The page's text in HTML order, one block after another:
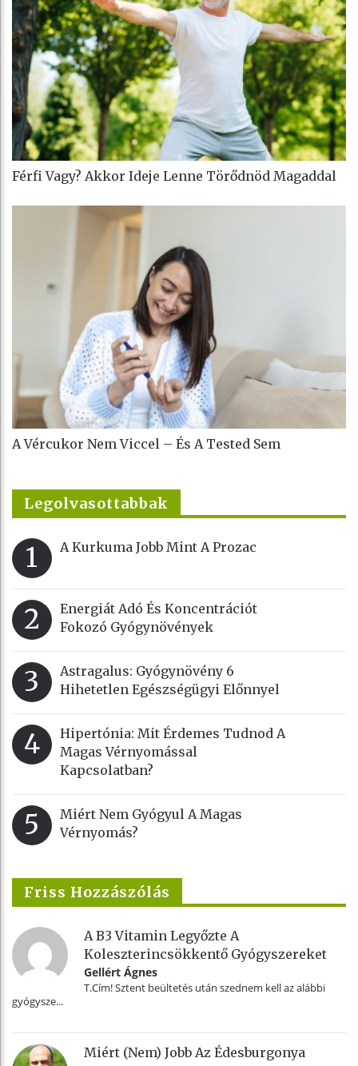
Férfi Vagy? Akkor Ideje Lenne Törődnöd Magaddal
A Vércukor Nem Viccel – És A Tested Sem
Legolvasottabbak
1 A Kurkuma Jobb Mint A Prozac
2
Energiát Adó És Koncentrációt
Fokozó Gyógynövények
3
Astragalus: Gyógynövény 6
Hihetetlen Egészségügyi Előnnyel
4
Hipertónia: Mit Érdemes Tudnod A
Magas Vérnyomással
Kapcsolatban?
5
Miért Nem Gyógyul A Magas
Vérnyomás?
Friss Hozzászólás
A B3 Vitamin Legyőzte A
Koleszterincsökkentő Gyógyszereket
Gellért Ágnes
T.Cím! Sztent beültetés után szednem kell az alábbi
gyógysze...
Miért (nem) Jobb Az Édesburgonya